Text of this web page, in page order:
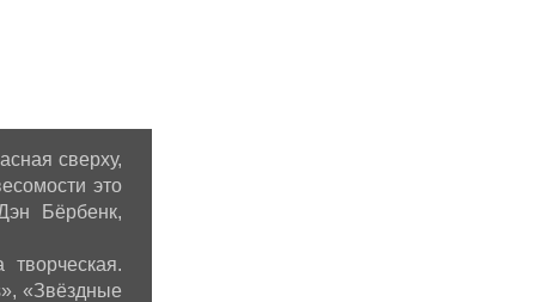
сверху,
это
Бёрбенк,
«Звёздные